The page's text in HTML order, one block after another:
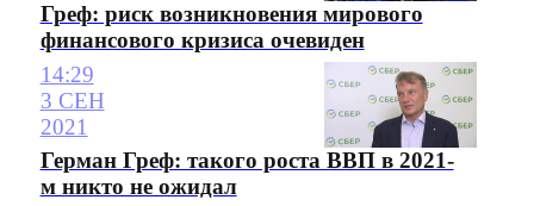
Греф: риск возникновения мирового
финансового кризиса очевиден
14:29
3 СЕН
2021
Герман Греф: такого роста ВВП в 2021-
м никто не ожидал